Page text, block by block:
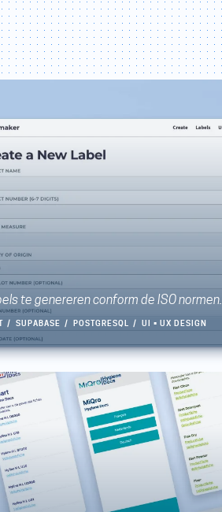
te genereren conform de ISO normen.
SUPABASE POSTGRESQL UI • UX DESIGN